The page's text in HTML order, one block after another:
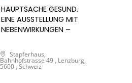
HAUPTSACHE GESUND.
EINE AUSSTELLUNG MIT
NEBENWIRKUNGEN –
Stapferhaus,
Bahnhofstrasse 49 , Lenzburg,
5600 , Schweiz